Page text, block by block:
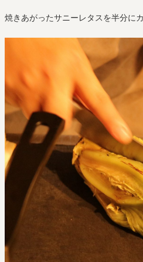
焼きあがったサニーレタスを半分に